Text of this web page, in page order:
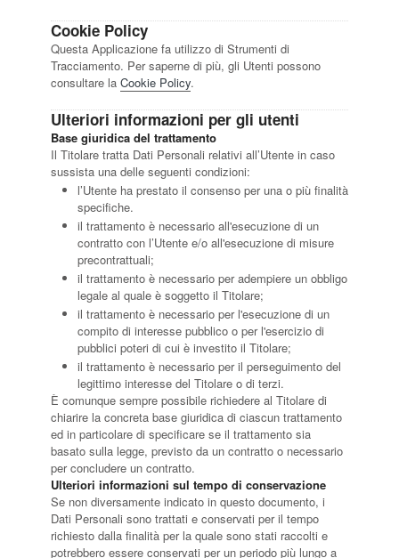
Cookie Policy
Questa Applicazione fa utilizzo di Strumenti di
Tracciamento. Per saperne di più, gli Utenti possono
consultare la Cookie Policy.
Ulteriori informazioni per gli utenti
Base giuridica del trattamento
Il Titolare tratta Dati Personali relativi all’Utente in caso
sussista una delle seguenti condizioni:
l’Utente ha prestato il consenso per una o più finalità
specifiche.
il trattamento è necessario all'esecuzione di un
contratto con l’Utente e/o all'esecuzione di misure
precontrattuali;
il trattamento è necessario per adempiere un obbligo
legale al quale è soggetto il Titolare;
il trattamento è necessario per l'esecuzione di un
compito di interesse pubblico o per l'esercizio di
pubblici poteri di cui è investito il Titolare;
il trattamento è necessario per il perseguimento del
legittimo interesse del Titolare o di terzi.
È comunque sempre possibile richiedere al Titolare di
chiarire la concreta base giuridica di ciascun trattamento
ed in particolare di specificare se il trattamento sia
basato sulla legge, previsto da un contratto o necessario
per concludere un contratto.
Ulteriori informazioni sul tempo di conservazione
Se non diversamente indicato in questo documento, i
Dati Personali sono trattati e conservati per il tempo
richiesto dalla finalità per la quale sono stati raccolti e
potrebbero essere conservati per un periodo più lungo a